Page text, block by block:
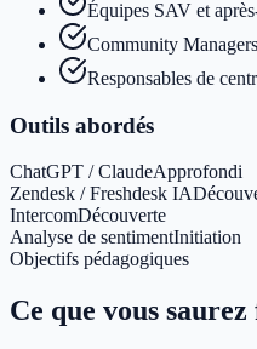
Équipes SAV et
Community
Responsables de
Outils abordés
ChatGPT / ClaudeApprofondi
Zendesk / Freshdesk IA
IntercomDécouverte
Analyse de sentimentInitiation
Objectifs pédagogiques
Ce que vous